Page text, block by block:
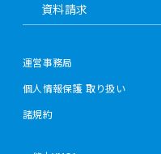
資料請求
運営事務局
個人情報保護 取り扱い
諸規約